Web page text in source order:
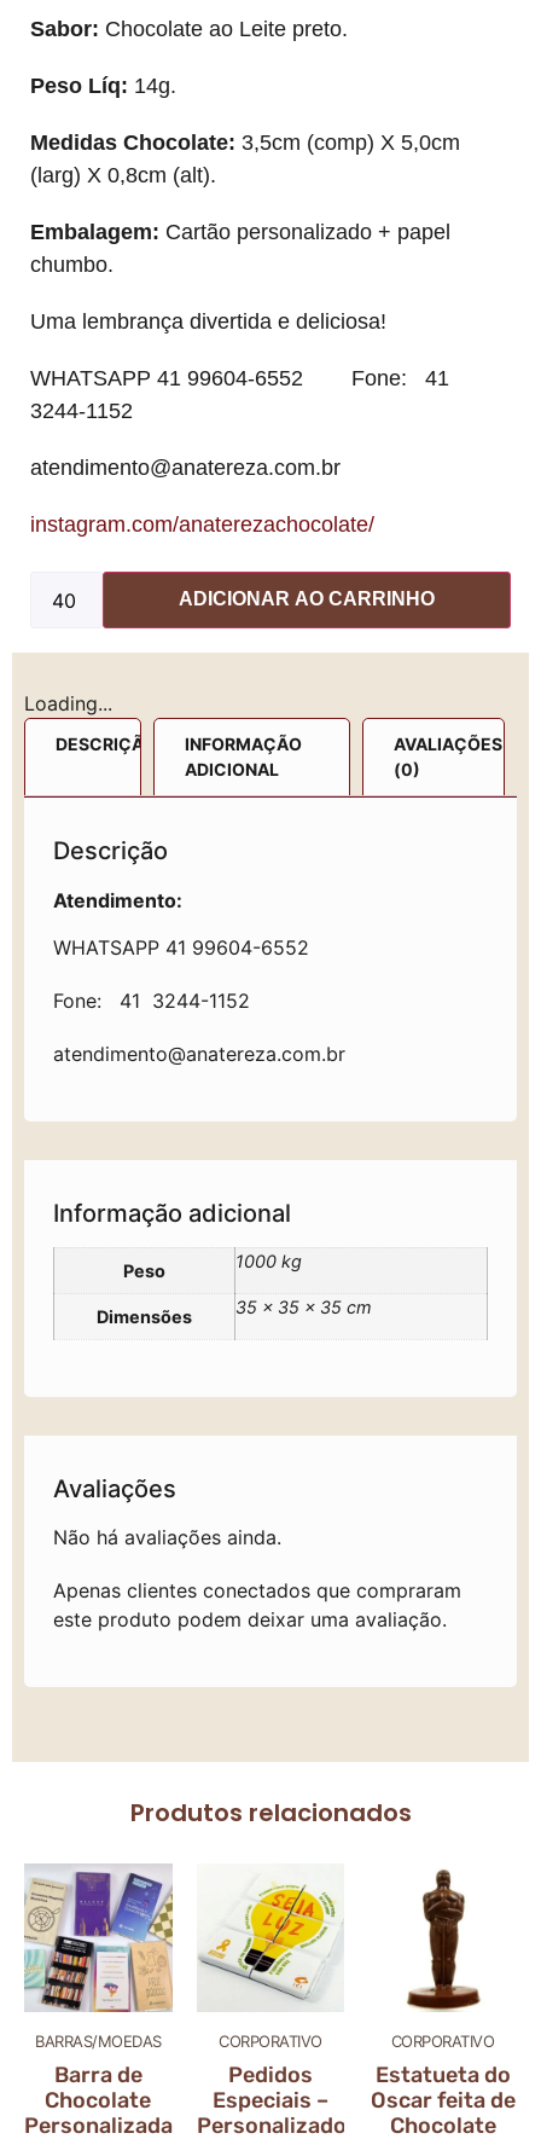
Sabor: Chocolate ao Leite preto.
Peso Líq: 14g.
Medidas Chocolate: 3,5cm (comp) X 5,0cm
(larg) X 0,8cm (alt).
Embalagem: Cartão personalizado + papel
chumbo.
Uma lembrança divertida e deliciosa!
WHATSAPP 41 99604-6552 Fone: 41
3244-1152
atendimento@anatereza.com.br
instagram.com/anaterezachocolate/
ADICIONAR AO CARRINHO
Loading...
DESCRIÇÃO
INFORMAÇÃO
ADICIONAL
AVALIAÇÕES
(0)
Descrição
Atendimento:
WHATSAPP 41 99604-6552
Fone: 41 3244-1152
atendimento@anatereza.com.br
Informação adicional
Peso 1000 kg
Dimensões 35 × 35 × 35 cm
Avaliações
Não há avaliações ainda.
Apenas clientes conectados que compraram
este produto podem deixar uma avaliação.
Produtos relacionados
BARRAS/MOEDAS
Barra de
Chocolate
Personalizada
CORPORATIVO
Pedidos
Especiais –
Personalizados
CORPORATIVO
Estatueta do
Oscar feita de
Chocolate